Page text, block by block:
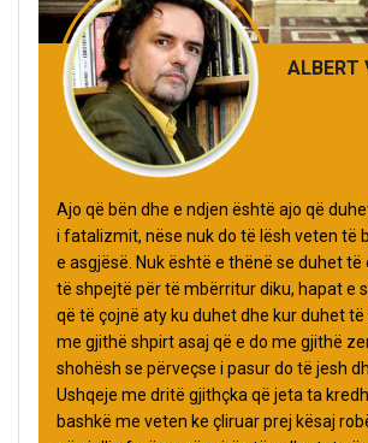
ALBERT
Ajo që bën dhe e ndjen është ajo që
i fatalizmit, nëse nuk do të lësh veten të
e asgjësë. Nuk është e thënë se duhet të
të shpejtë për të mbërritur diku, hapat e
që të çojnë aty ku duhet dhe kur duhet të
me gjithë shpirt asaj që e do me gjithë
shohësh se përveçse i pasur do të jesh
Ushqeje me dritë gjithçka që jeta ta
bashkë me veten ke çliruar prej kësaj